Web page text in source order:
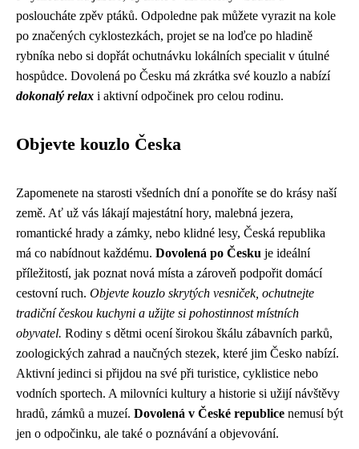
posloucháte zpěv ptáků. Odpoledne pak můžete vyrazit na kole
po značených cyklostezkách, projet se na loďce po hladině
rybníka nebo si dopřát ochutnávku lokálních specialit v útulné
hospůdce. Dovolená po Česku má zkrátka své kouzlo a nabízí
dokonalý relax i aktivní odpočinek pro celou rodinu.
Objevte kouzlo Česka
Zapomenete na starosti všedních dní a ponoříte se do krásy naší
země. Ať už vás lákají majestátní hory, malebná jezera,
romantické hrady a zámky, nebo klidné lesy, Česká republika
má co nabídnout každému. Dovolená po Česku je ideální
příležitostí, jak poznat nová místa a zároveň podpořit domácí
cestovní ruch. Objevte kouzlo skrytých vesniček, ochutnejte
tradiční českou kuchyni a užijte si pohostinnost místních
obyvatel. Rodiny s dětmi ocení širokou škálu zábavních parků,
zoologických zahrad a naučných stezek, které jim Česko nabízí.
Aktivní jedinci si přijdou na své při turistice, cyklistice nebo
vodních sportech. A milovníci kultury a historie si užijí návštěvy
hradů, zámků a muzeí. Dovolená v České republice nemusí být
jen o odpočinku, ale také o poznávání a objevování.